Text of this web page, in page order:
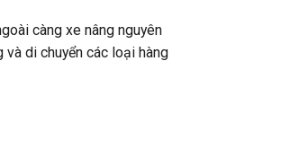
càng xe nâng nguyên
di chuyển các loại hàng